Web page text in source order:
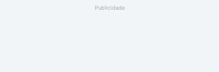
Publicidade